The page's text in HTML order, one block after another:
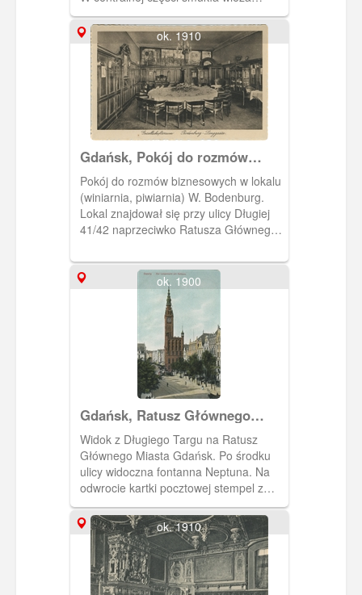
Ratusza Głównego Miasta.
ok. 1910
Gdańsk, Pokój do rozmów
biznesowych lokalu
"Bodenburg"
Pokój do rozmów biznesowych w lokalu
(winiarnia, piwiarnia) W. Bodenburg.
Lokal znajdował się przy ulicy Długiej
41/42 naprzeciwko Ratusza Głównego
Luis Ernst. W późniejszym czasie
właścicielem był Paul Otto Krause.
Lokal był reklamowany jako
najwytworniejsza winiarnia i piwiarnia.
ok. 1900
Gdańsk, Ratusz Głównego
Miasta Gdańsk
Widok z Długiego Targu na Ratusz
Głównego Miasta Gdańsk. Po środku
ulicy widoczna fontanna Neptuna. Na
odwrocie kartki pocztowej stempel z
datą 01.07.1910
ok. 1910